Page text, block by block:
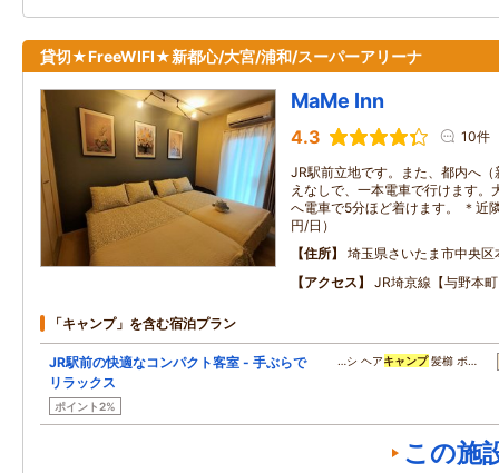
貸切★FreeWIFI★新都心/大宮/浦和/スーパーアリーナ
MaMe Inn
4.3 10件
JR駅前立地です。また、都内へ
えなしで、一本電車で行けます。
へ電車で5分ほど着けます。 ＊
円/日）
住所
埼玉県さいたま市中央区
アクセス
JR埼京線【与野本
「キャンプ」を含む宿泊プラン
JR駅前の快適なコンパクト客室 - 手ぶらで
リラックス
ポイント2%
…シ ヘアキャンプ髪櫛 ボ…
この施